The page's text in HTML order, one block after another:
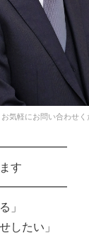
気軽にお問い合わせく
す
」
したい」